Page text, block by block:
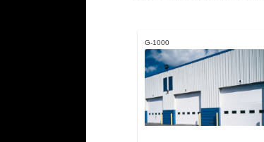
G-1000